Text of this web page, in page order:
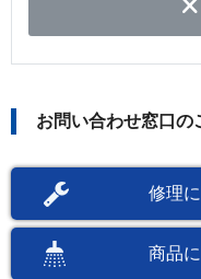
お問い合わせ窓口の
修理
商品